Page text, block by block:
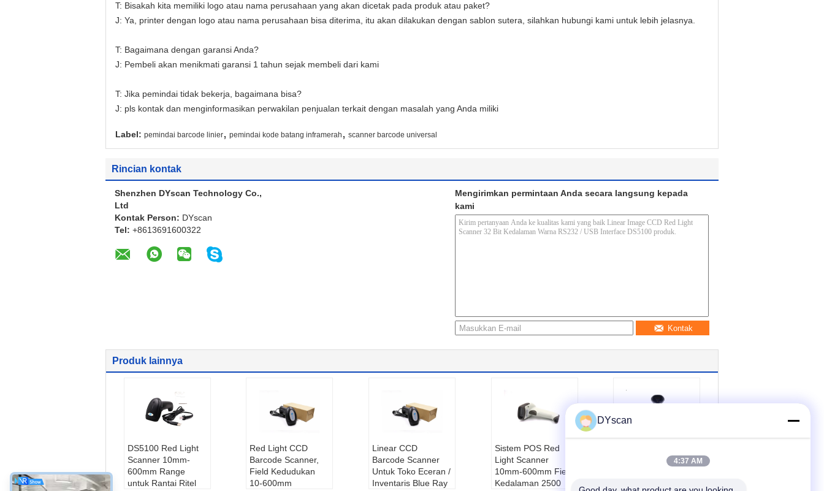
T: Bisakah kita memiliki logo atau nama perusahaan yang akan dicetak pada produk atau paket?
J: Ya, printer dengan logo atau nama perusahaan bisa diterima, itu akan dilakukan dengan sablon sutera, silahkan hubungi kami untuk lebih jelasnya.
T: Bagaimana dengan garansi Anda?
J: Pembeli akan menikmati garansi 1 tahun sejak membeli dari kami
T: Jika pemindai tidak bekerja, bagaimana bisa?
J: pls kontak dan menginformasikan perwakilan penjualan terkait dengan masalah yang Anda miliki
Label: pemindai barcode linier, pemindai kode batang inframerah , scanner barcode universal
Rincian kontak
Shenzhen DYscan Technology Co.,
Ltd
Kontak Person: DYscan
Tel: +8613691600322
Mengirimkan permintaan Anda secara langsung kepada
kami
Kontak
Produk lainnya
DS5100 Red Light
Scanner 10mm-
600mm Range
untuk Rantai Ritel
Red Light CCD
Barcode Scanner,
Field Kedudukan
10-600mm
Linear CCD
Barcode Scanner
Untuk Toko Eceran /
Inventaris Blue Ray
Sistem POS Red
Light Scanner
10mm-600mm Field
Kedalaman 2500
Barcode Scanner,
DYscan
4:37 AM